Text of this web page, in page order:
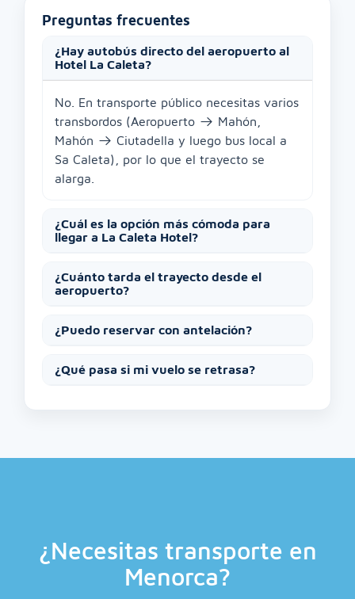
Preguntas frecuentes
¿Hay autobús directo del aeropuerto al
Hotel La Caleta?
No. En transporte público necesitas varios
transbordos (Aeropuerto → Mahón,
Mahón → Ciutadella y luego bus local a
Sa Caleta), por lo que el trayecto se
alarga.
¿Cuál es la opción más cómoda para
llegar a La Caleta Hotel?
¿Cuánto tarda el trayecto desde el
aeropuerto?
¿Puedo reservar con antelación?
¿Qué pasa si mi vuelo se retrasa?
¿Necesitas transporte en
Menorca?